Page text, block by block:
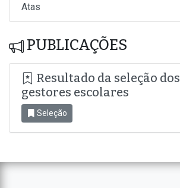
Atas
PUBLICAÇÕES
Resultado da seleção dos
gestores escolares
Seleção